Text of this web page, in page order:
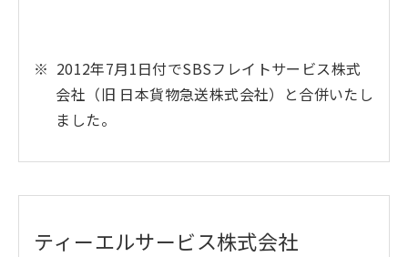
2012年7月1日付でSBSフレイトサービス株式
会社（旧 日本貨物急送株式会社）と合併いたし
ました。
ティーエルサービス株式会社